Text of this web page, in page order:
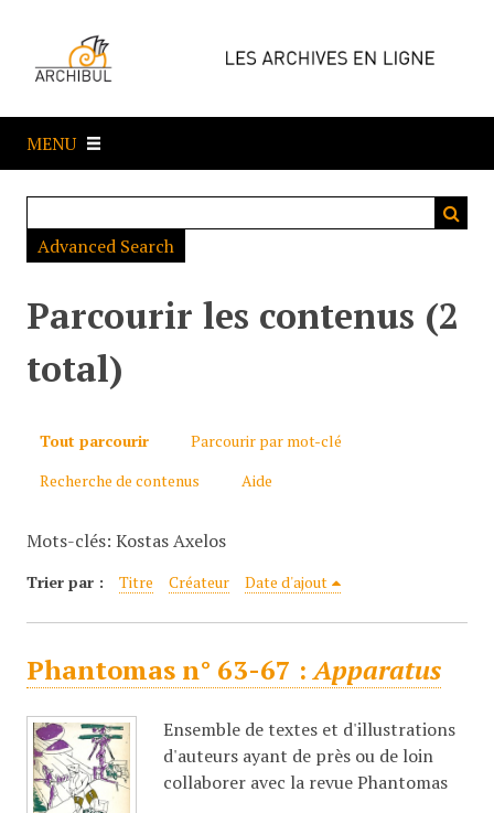
e
a
MENU
Advanced Search
Parcourir les contenus (2
total)
Tout parcourir
Parcourir par mot-clé
Recherche de contenus
Aide
Mots-clés: Kostas Axelos
Trier par : Titre Créateur Date d'ajout
Phantomas n° 63-67 :Apparatus
Ensemble de textes et d'illustrations
d'auteurs ayant de près ou de loin
collaborer avec la revue Phantomas